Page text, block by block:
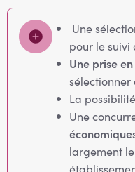
Une
pour le suivi
Une prise
La
Une
largement